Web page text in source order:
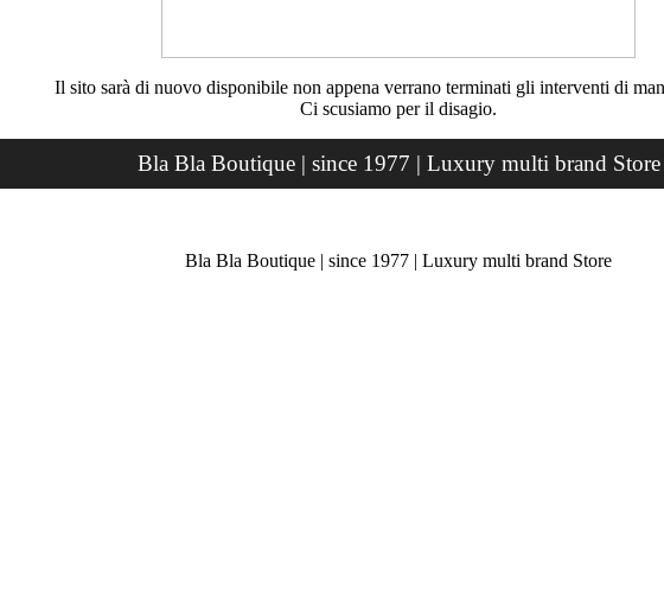
Il sito sarà di nuovo disponibile non appena verrano terminati gli interventi di
Ci scusiamo per il disagio.
Bla Bla Boutique | since 1977 | Luxury multi brand Store
Bla Bla Boutique | since 1977 | Luxury multi brand Store